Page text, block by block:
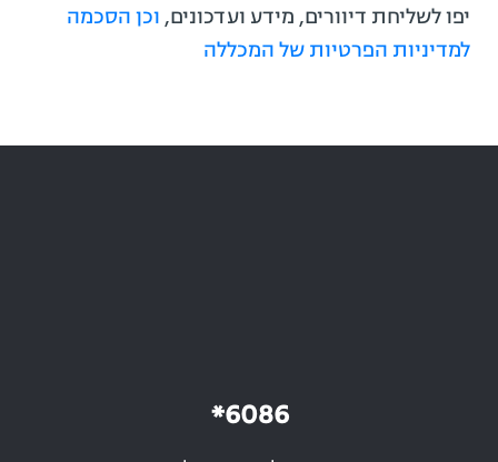
יפו לשליחת דיוורים, מידע ועדכונים,וכן הסכמה
למדיניות הפרטיות של המכללה
6086*